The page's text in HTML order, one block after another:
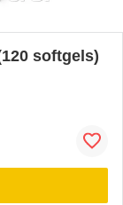
softgels)